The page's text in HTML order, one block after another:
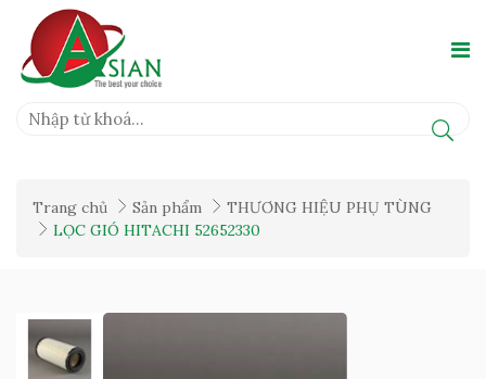
Trang chủ Sản phẩm
THƯƠNG HIỆU PHỤ TÙNG
LỌC GIÓ HITACHI 52652330